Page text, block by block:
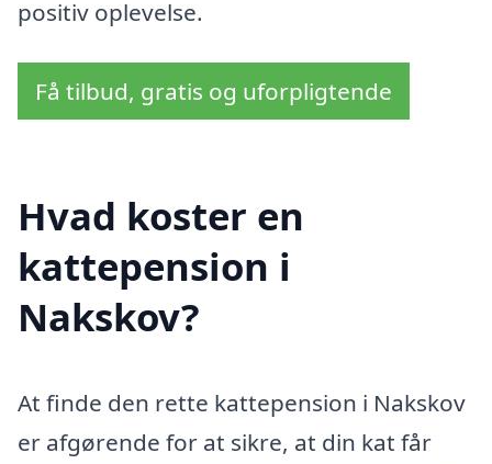
positiv oplevelse.
Få tilbud, gratis og uforpligtende
Hvad koster en
kattepension i
Nakskov?
At finde den rette kattepension i Nakskov
er afgørende for at sikre, at din kat får